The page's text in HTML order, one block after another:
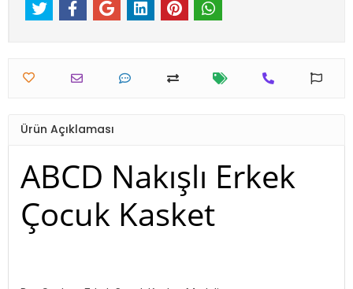
Ürün Açıklaması
ABCD Nakışlı Erkek
Çocuk Kasket